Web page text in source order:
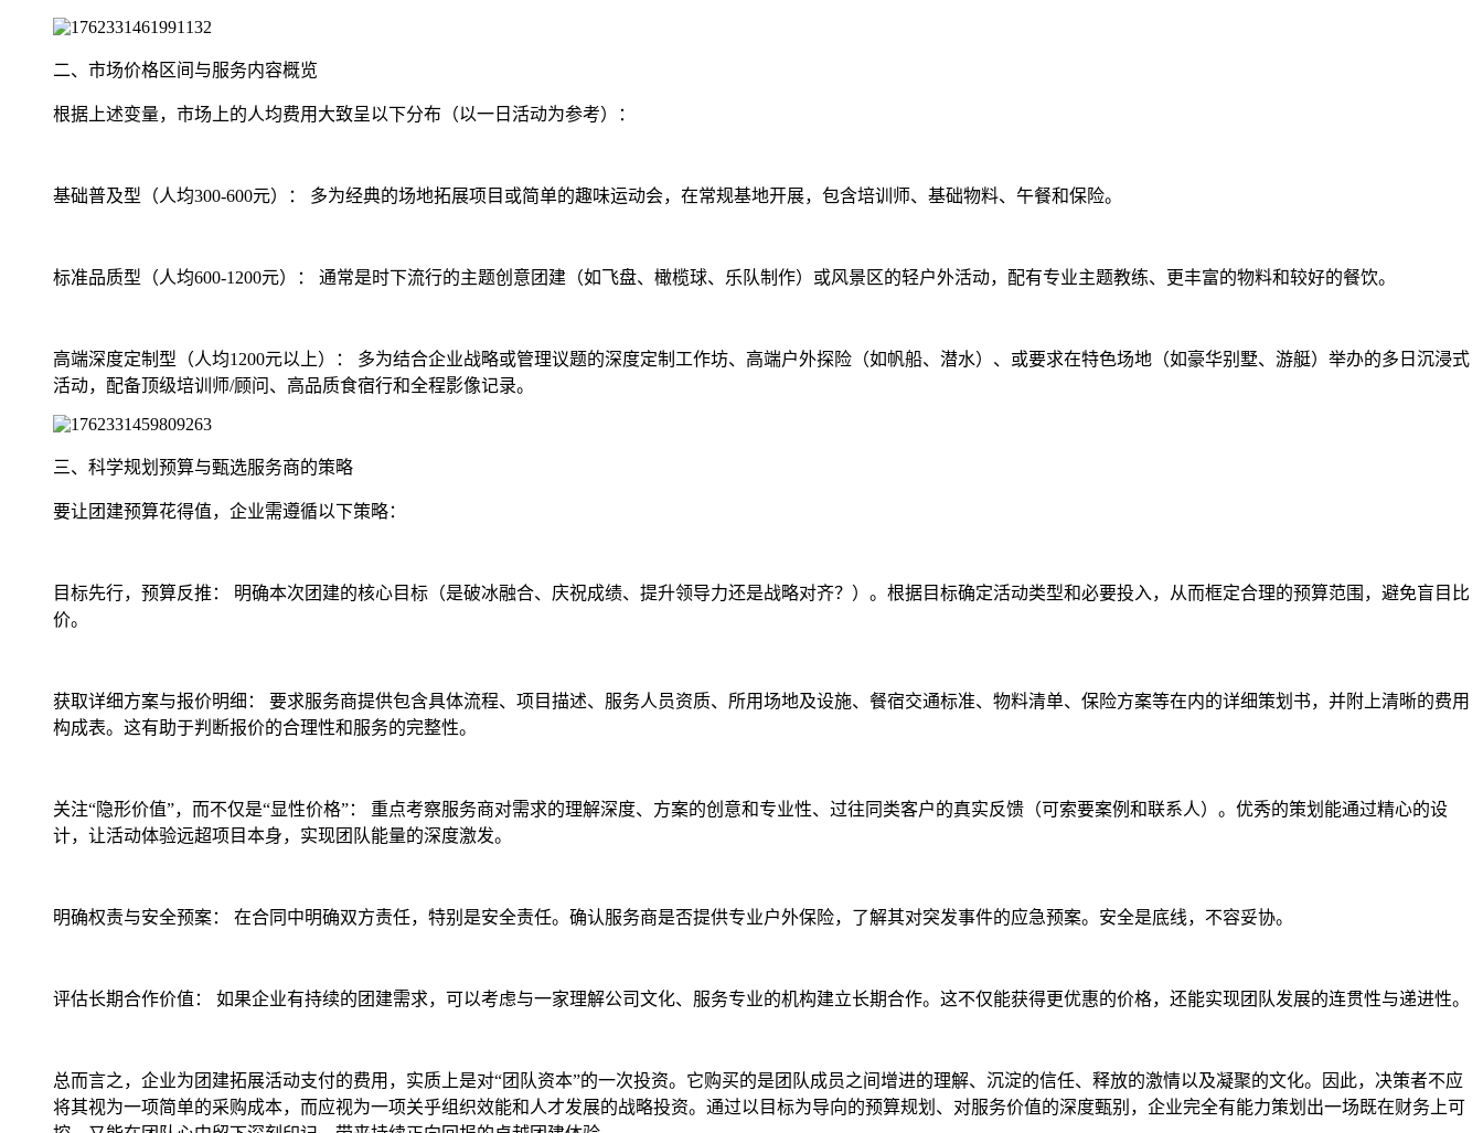
二、市场价格区间与服务内容概览
根据上述变量，市场上的人均费用大致呈以下分布（以一日活动为参考）：
基础普及型（人均300-600元）： 多为经典的场地拓展项目或简单的趣味运动会，在常规基地开展，包含培训师、基础物料、午餐和保险。
标准品质型（人均600-1200元）： 通常是时下流行的主题创意团建（如飞盘、橄榄球、乐队制作）或风景区的轻户外活动，配有专业主题教练、更丰富的物料和较好的餐饮。
高端深度定制型（人均1200元以上）： 多为结合企业战略或管理议题的深度定制工作坊、高端户外探险（如帆船、潜水）、或要求在特色场地（如豪华别墅、游艇）举办的多日沉浸式
活动，配备顶级培训师/顾问、高品质食宿行和全程影像记录。
三、科学规划预算与甄选服务商的策略
要让团建预算花得值，企业需遵循以下策略：
目标先行，预算反推： 明确本次团建的核心目标（是破冰融合、庆祝成绩、提升领导力还是战略对齐？）。根据目标确定活动类型和必要投入，从而框定合理的预算范围，避免盲目比
价。
获取详细方案与报价明细： 要求服务商提供包含具体流程、项目描述、服务人员资质、所用场地及设施、餐宿交通标准、物料清单、保险方案等在内的详细策划书，并附上清晰的费用
构成表。这有助于判断报价的合理性和服务的完整性。
关注“隐形价值”，而不仅是“显性价格”： 重点考察服务商对需求的理解深度、方案的创意和专业性、过往同类客户的真实反馈（可索要案例和联系人）。优秀的策划能通过精心的设
计，让活动体验远超项目本身，实现团队能量的深度激发。
明确权责与安全预案： 在合同中明确双方责任，特别是安全责任。确认服务商是否提供专业户外保险，了解其对突发事件的应急预案。安全是底线，不容妥协。
评估长期合作价值： 如果企业有持续的团建需求，可以考虑与一家理解公司文化、服务专业的机构建立长期合作。这不仅能获得更优惠的价格，还能实现团队发展的连贯性与递进性。
总而言之，企业为团建拓展活动支付的费用，实质上是对“团队资本”的一次投资。它购买的是团队成员之间增进的理解、沉淀的信任、释放的激情以及凝聚的文化。因此，决策者不应
将其视为一项简单的采购成本，而应视为一项关乎组织效能和人才发展的战略投资。通过以目标为导向的预算规划、对服务价值的深度甄别，企业完全有能力策划出一场既在财务上可